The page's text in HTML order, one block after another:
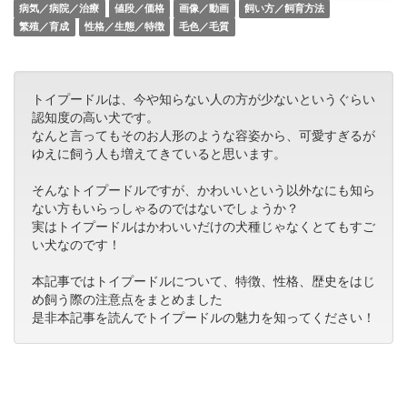
病気／病院／治療
値段／価格 画像／動画
飼い方／飼育方法
繁殖／育成
性格／生態／特徴 毛色／毛質
トイプードルは、今や知らない人の方が少ないというぐらい
認知度の高い犬です。
なんと言ってもそのお人形のような容姿から、可愛すぎるが
ゆえに飼う人も増えてきていると思います。
そんなトイプードルですが、かわいいという以外なにも知ら
ない方もいらっしゃるのではないでしょうか？
実はトイプードルはかわいいだけの犬種じゃなくとてもすご
い犬なのです！
本記事ではトイプードルについて、特徴、性格、歴史をはじ
め飼う際の注意点をまとめました
是非本記事を読んでトイプードルの魅力を知ってください！